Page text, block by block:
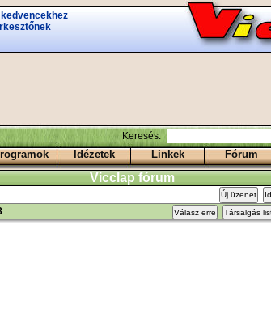
Keresés:
Idézetek Linkek Fórum
Vicclap fórum
Új üzenet
Válasz erre Társalgás